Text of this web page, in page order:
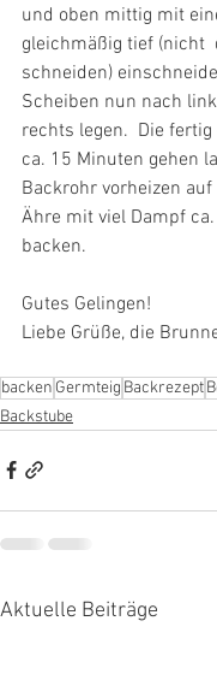
und oben mittig mit
gleichmäßig tief (nicht
schneiden)
Scheiben nun nach
rechts legen.  Die
ca. 15 Minuten gehen
Backrohr vorheizen auf
Ähre mit viel Dampf
backen.
Gutes Gelingen!
Liebe Grüße, die
backen Germteig Backrezept
Backstube
Aktuelle Beiträge